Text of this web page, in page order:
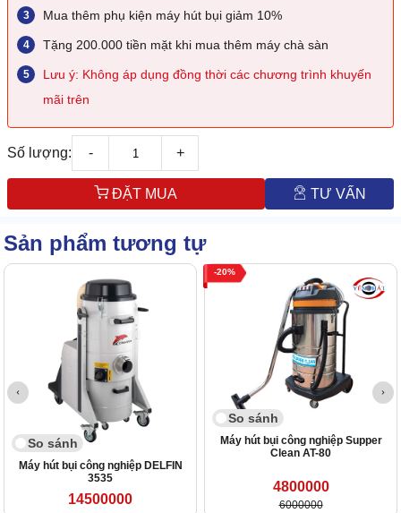
Mua thêm phụ kiện máy hút bụi giảm 10%
Tặng 200.000 tiền mặt khi mua thêm máy chà sàn
Lưu ý: Không áp dụng đồng thời các chương trình khuyến
mãi trên
Số lượng: - +
ĐẶT MUA TƯ VẤN
Sản phẩm tương tự
So sánh
Máy hút bụi công nghiệp DELFIN
3535
14500000
20
So sánh
Máy hút bụi công nghiệp Supper
Clean AT-80
4800000
6000000